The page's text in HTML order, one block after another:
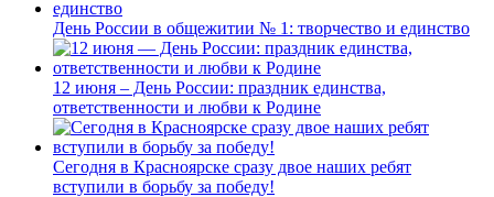
День России в общежитии № 1: творчество и единство
12 июня – День России: праздник единства,
ответственности и любви к Родине
Сегодня в Красноярске сразу двое наших ребят
вступили в борьбу за победу!